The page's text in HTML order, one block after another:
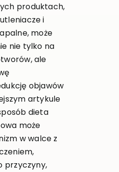
produktach,
i
może
nie tylko na
ale
objawów
artykule
dieta
może
w walce z
przyczyny,